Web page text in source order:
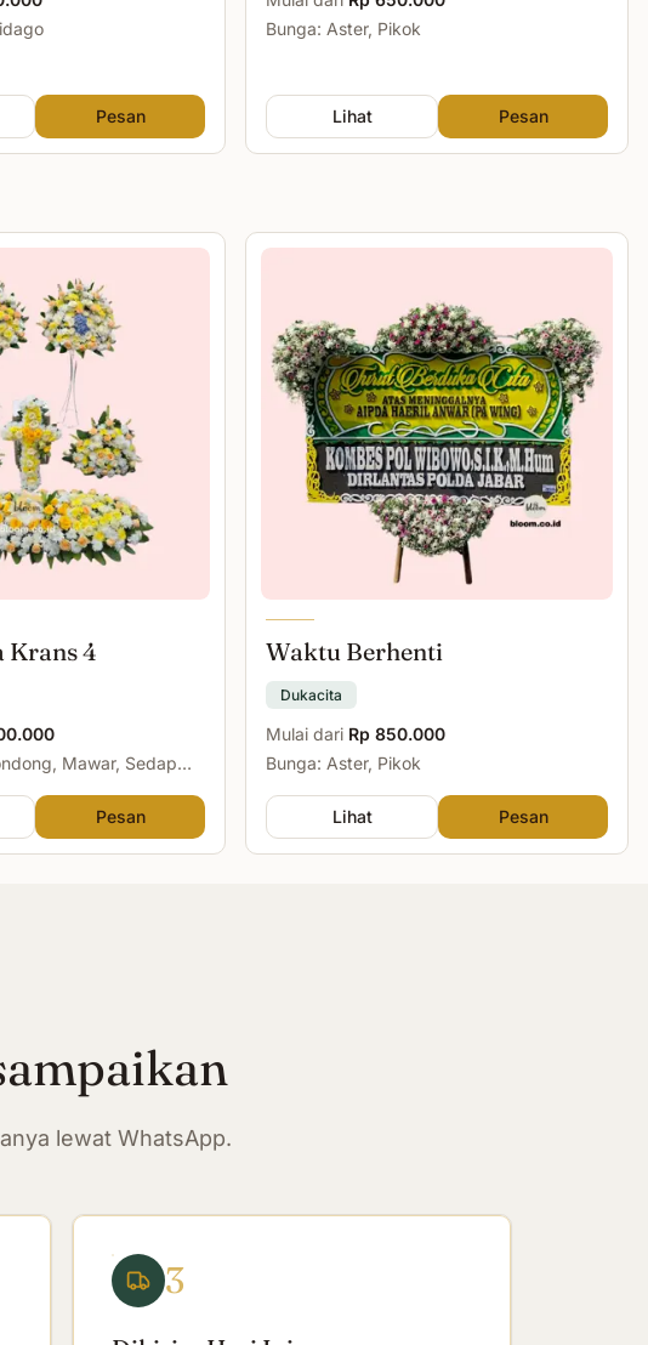
Pesan
Bunga: Aster, Pikok
Lihat Pesan
Krans 4
Mawar, Sedap
Pesan
Waktu Berhenti
Dukacita
Mulai dari Rp 850.000
Bunga: Aster, Pikok
Lihat Pesan
lewat WhatsApp.
3